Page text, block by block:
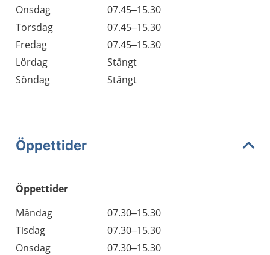
Onsdag
07.45–15.30
Torsdag
07.45–15.30
Fredag
07.45–15.30
Lördag
Stängt
Söndag
Stängt
Öppettider
Öppettider
Dag
Öppettider
Kommentarer
Måndag
07.30–15.30
Tisdag
07.30–15.30
Onsdag
07.30–15.30